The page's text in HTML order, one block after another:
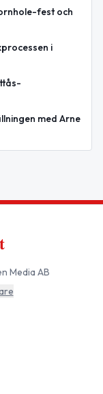
fest och
i
med Arne
Media AB